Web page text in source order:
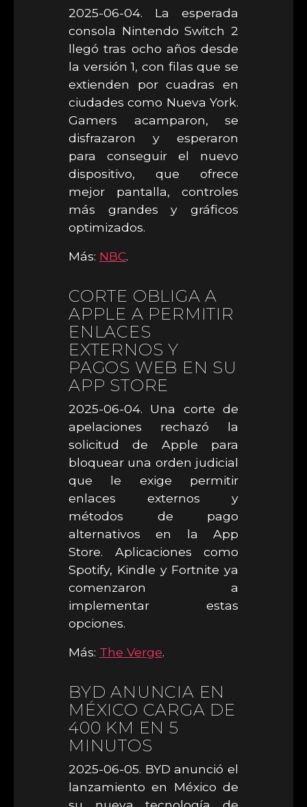
2025-06-04. La esperada
consola Nintendo Switch 2
llegó tras ocho años desde
la versión 1, con filas que se
extienden por cuadras en
ciudades como Nueva York.
Gamers acamparon, se
disfrazaron y esperaron
para conseguir el nuevo
dispositivo, que ofrece
mejor pantalla, controles
más grandes y gráficos
optimizados.
Más: NBC.
CORTE OBLIGA A
APPLE A PERMITIR
ENLACES
EXTERNOS Y
PAGOS WEB EN SU
APP STORE
2025-06-04. Una corte de
apelaciones rechazó la
solicitud de Apple para
bloquear una orden judicial
que le exige permitir
enlaces externos y
métodos de pago
alternativos en la App
Store. Aplicaciones como
Spotify, Kindle y Fortnite ya
comenzaron a
implementar estas
opciones.
Más: The Verge.
BYD ANUNCIA EN
MÉXICO CARGA DE
400 KM EN 5
MINUTOS
2025-06-05. BYD anunció el
lanzamiento en México de